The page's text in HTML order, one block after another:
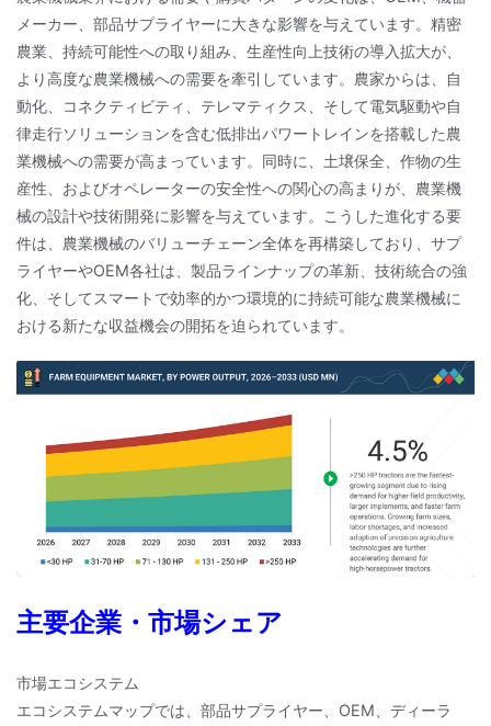
メーカー、部品サプライヤーに大きな影響を与えています。精密
農業、持続可能性への取り組み、生産性向上技術の導入拡大が、
より高度な農業機械への需要を牽引しています。農家からは、自
動化、コネクティビティ、テレマティクス、そして電気駆動や自
律走行ソリューションを含む低排出パワートレインを搭載した農
業機械への需要が高まっています。同時に、土壌保全、作物の生
産性、およびオペレーターの安全性への関心の高まりが、農業機
械の設計や技術開発に影響を与えています。こうした進化する要
件は、農業機械のバリューチェーン全体を再構築しており、サプ
ライヤーやOEM各社は、製品ラインナップの革新、技術統合の強
化、そしてスマートで効率的かつ環境的に持続可能な農業機械に
おける新たな収益機会の開拓を迫られています。
主要企業・市場シェア
市場エコシステム
エコシステムマップでは、部品サプライヤー、OEM、ディーラ